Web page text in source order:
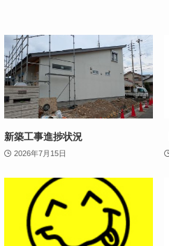
新築工事進捗状況
2026年7月15日